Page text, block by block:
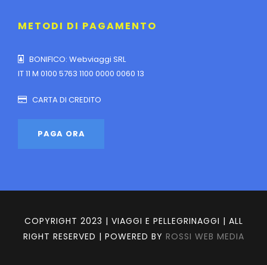
METODI DI PAGAMENTO
BONIFICO: Webviaggi SRL
IT 11 M 0100 5763 1100 0000 0060 13
CARTA DI CREDITO
COPYRIGHT 2023 | VIAGGI E PELLEGRINAGGI | ALL
RIGHT RESERVED | POWERED BY ROSSI WEB MEDIA